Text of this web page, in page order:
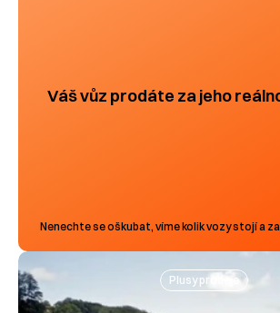
Váš vůz prodáte za jeho
Nenechte se oškubat, víme kolik vozy stojí a
Plusy prodeje